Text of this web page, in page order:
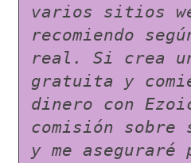
varios sitios
recomiendo
real. Si crea
gratuita y
dinero con
comisión sobre
y me aseguraré